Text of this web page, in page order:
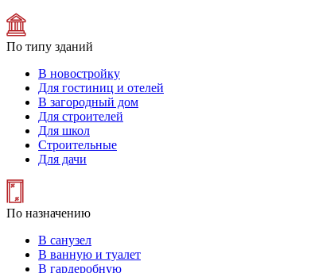
По типу зданий
В новостройку
Для гостиниц и отелей
В загородный дом
Для строителей
Для школ
Строительные
Для дачи
По назначению
В санузел
В ванную и туалет
В гардеробную